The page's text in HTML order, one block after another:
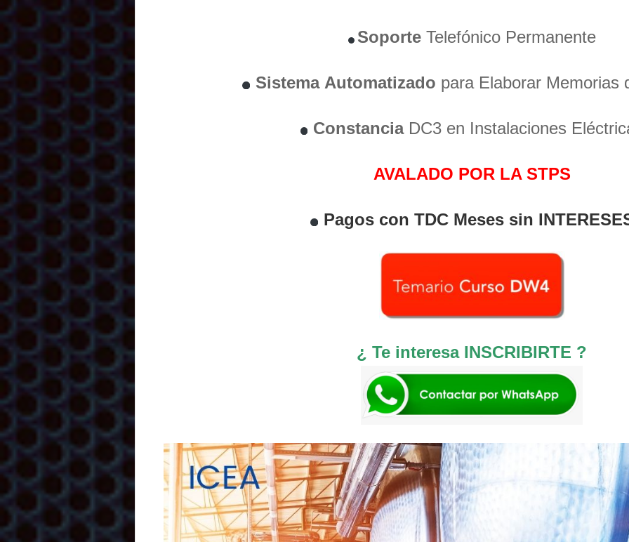
Soporte Telefónico Permanente
Sistema Automatizado para Elaborar Memorias
ConstanciaDC3 en Instalaciones
AVALADO POR LA STPS
Pagos con TDC Meses sin
¿ Te interesa INSCRIBIRTE ?